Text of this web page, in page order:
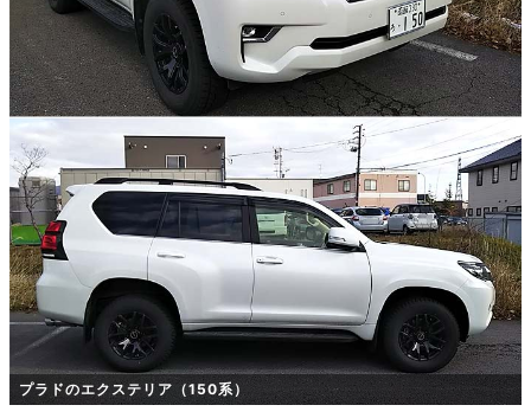
プラドのエクステリア（150系）